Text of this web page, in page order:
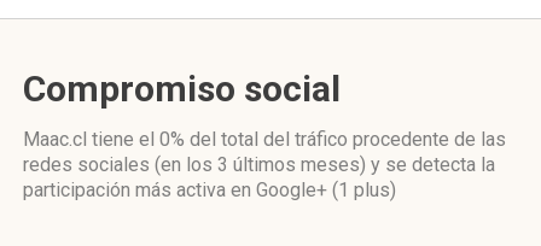
Compromiso social
Maac.cl tiene el 0% del total del tráfico procedente de las
redes sociales (en los 3 últimos meses) y se detecta la
participación más activa en Google+ (1 plus)